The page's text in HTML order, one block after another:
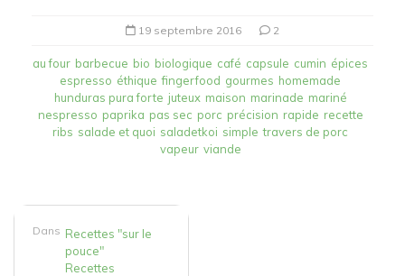
19 septembre 2016 2
au four barbecue bio biologique café capsule cumin épices
espresso éthique fingerfood gourmes homemade
hunduras pura forte juteux maison marinade mariné
nespresso paprika pas sec porc précision rapide recette
ribs salade et quoi saladetkoi simple travers de porc
vapeur viande
Dans Recettes "sur le
pouce"
Recettes